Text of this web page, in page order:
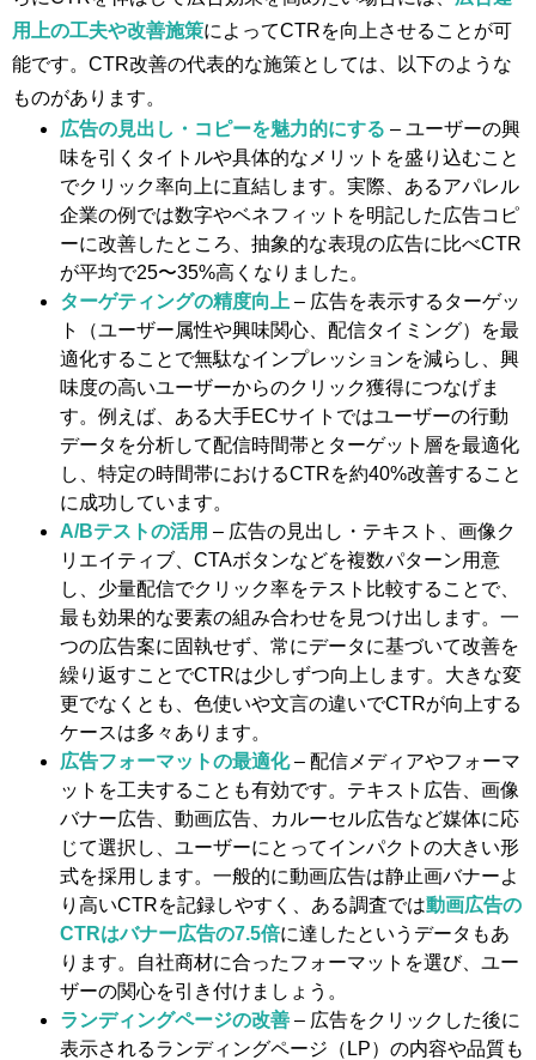
用上の工夫や改善施策によってCTRを向上させることが可
能です。CTR改善の代表的な施策としては、以下のような
ものがあります。
広告の見出し・コピーを魅力的にする – ユーザーの興
味を引くタイトルや具体的なメリットを盛り込むこと
でクリック率向上に直結します。実際、あるアパレル
企業の例では数字やベネフィットを明記した広告コピ
ーに改善したところ、抽象的な表現の広告に比べCTR
が平均で25〜35%高くなりました。
ターゲティングの精度向上 – 広告を表示するターゲッ
ト（ユーザー属性や興味関心、配信タイミング）を最
適化することで無駄なインプレッションを減らし、興
味度の高いユーザーからのクリック獲得につなげま
す。例えば、ある大手ECサイトではユーザーの行動
データを分析して配信時間帯とターゲット層を最適化
し、特定の時間帯におけるCTRを約40%改善すること
に成功しています​。
A/Bテストの活用 – 広告の見出し・テキスト、画像ク
リエイティブ、CTAボタンなどを複数パターン用意
し、少量配信でクリック率をテスト比較することで、
最も効果的な要素の組み合わせを見つけ出します。一
つの広告案に固執せず、常にデータに基づいて改善を
繰り返すことでCTRは少しずつ向上します。大きな変
更でなくとも、色使いや文言の違いでCTRが向上する
ケースは多々あります。
広告フォーマットの最適化– 配信メディアやフォーマ
ットを工夫することも有効です。テキスト広告、画像
バナー広告、動画広告、カルーセル広告など媒体に応
じて選択し、ユーザーにとってインパクトの大きい形
式を採用します。一般的に動画広告は静止画バナーよ
り高いCTRを記録しやすく、ある調査では動画広告の
CTRはバナー広告の7.5倍に達したというデータもあ
ります​。自社商材に合ったフォーマットを選び、ユー
ザーの関心を引き付けましょう。
ランディングページの改善 – 広告をクリックした後に
表示されるランディングページ（LP）の内容や品質も